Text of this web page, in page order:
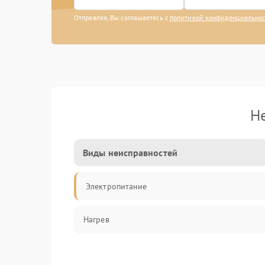
Отправляя, Вы соглашаетесь с политикой
Виды неисправностей
Электропитание
Нагрев